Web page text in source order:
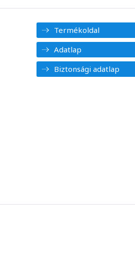
Termékoldal
Adatlap
Biztonsági adatlap